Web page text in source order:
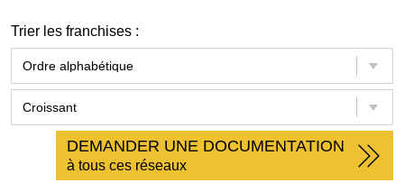
Trier les franchises :
DEMANDER UNE DOCUMENTATION
à tous ces réseaux